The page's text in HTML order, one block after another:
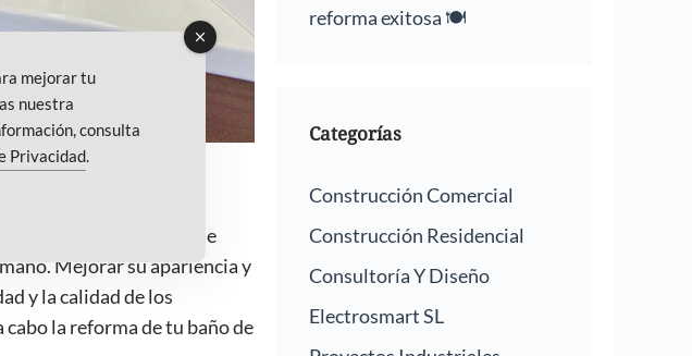
los lugares del hogar que
Mejorar su apariencia y
y la calidad de los
la reforma de tu baño de
reforma exitosa 🍽️
Categorías
Construcción Comercial
Construcción Residencial
Consultoría Y Diseño
Electrosmart SL
mejorar tu
nuestra
consulta
Privacidad